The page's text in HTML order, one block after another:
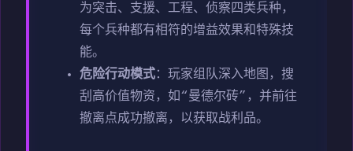
为突击、支援、工程、侦察四类兵种，
每个兵种都有相符的增益效果和特殊技
能。
危险行动模式：玩家组队深入地图，搜
刮高价值物资，如“曼德尔砖”，并前往
撤离点成功撤离，以获取战利品。